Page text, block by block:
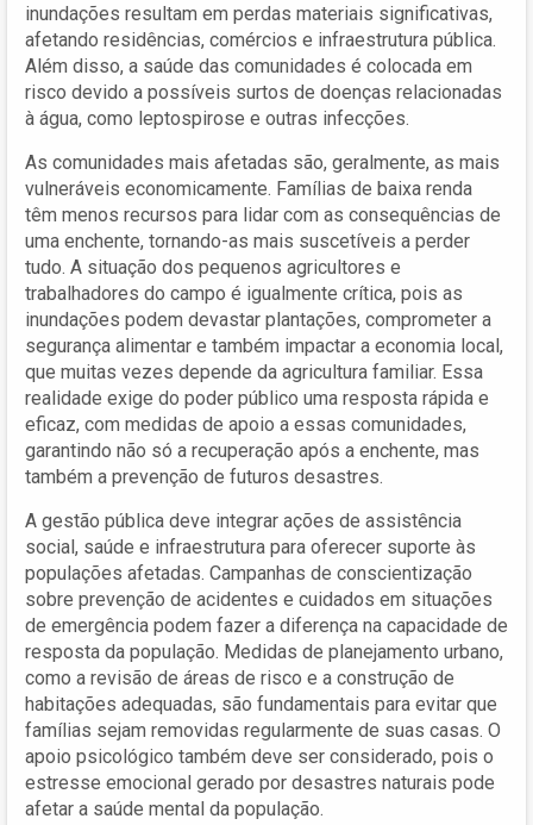
inundações resultam em perdas materiais significativas,
afetando residências, comércios e infraestrutura pública.
Além disso, a saúde das comunidades é colocada em
risco devido a possíveis surtos de doenças relacionadas
à água, como leptospirose e outras infecções.
As comunidades mais afetadas são, geralmente, as mais
vulneráveis economicamente. Famílias de baixa renda
têm menos recursos para lidar com as consequências de
uma enchente, tornando-as mais suscetíveis a perder
tudo. A situação dos pequenos agricultores e
trabalhadores do campo é igualmente crítica, pois as
inundações podem devastar plantações, comprometer a
segurança alimentar e também impactar a economia local,
que muitas vezes depende da agricultura familiar. Essa
realidade exige do poder público uma resposta rápida e
eficaz, com medidas de apoio a essas comunidades,
garantindo não só a recuperação após a enchente, mas
também a prevenção de futuros desastres.
A gestão pública deve integrar ações de assistência
social, saúde e infraestrutura para oferecer suporte às
populações afetadas. Campanhas de conscientização
sobre prevenção de acidentes e cuidados em situações
de emergência podem fazer a diferença na capacidade de
resposta da população. Medidas de planejamento urbano,
como a revisão de áreas de risco e a construção de
habitações adequadas, são fundamentais para evitar que
famílias sejam removidas regularmente de suas casas. O
apoio psicológico também deve ser considerado, pois o
estresse emocional gerado por desastres naturais pode
afetar a saúde mental da população.